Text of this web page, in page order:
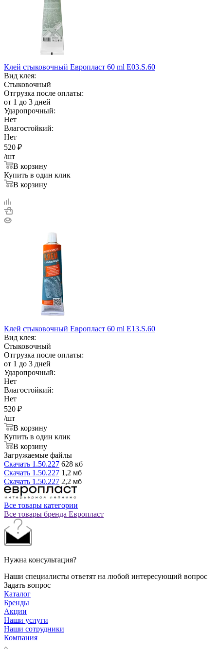
Клей стыковочный Европласт 60 ml E03.S.60
Вид клея:
Стыковочный
Отгрузка после оплаты:
от 1 до 3 дней
Ударопрочный:
Нет
Влагостойкий:
Нет
520 ₽
/шт
В корзину
Купить в один клик
В корзину
Клей стыковочный Европласт 60 ml E13.S.60
Вид клея:
Стыковочный
Отгрузка после оплаты:
от 1 до 3 дней
Ударопрочный:
Нет
Влагостойкий:
Нет
520 ₽
/шт
В корзину
Купить в один клик
В корзину
Загружаемые файлы
Скачать 1.50.227 628 кб
Скачать 1.50.227 1,2 мб
Скачать 1.50.227 2,2 мб
Все товары категории
Все товары бренда Европласт
Нужна консультация?
Наши специалисты ответят на любой интересующий вопрос
Задать вопрос
Каталог
Бренды
Акции
Наши услуги
Наши сотрудники
Компания